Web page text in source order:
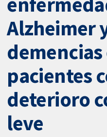
Alzheimer
demencias
pacientes
deterioro
leve